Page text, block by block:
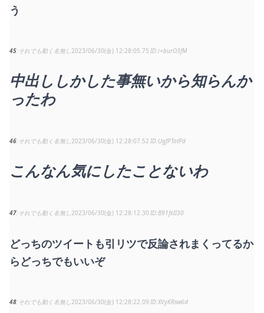
う
45 それでも動く名無し2023/06/30(金) 12:28:05.75 i+burO3fM
中出ししかした事無いから知らんか
ったわ
46 それでも動く名無し2023/06/30(金) 12:28:07.52 UgfPTotPd
こんなん気にしたことないわ
47 それでも動く名無し2023/06/30(金) 12:28:12.30 B91feII30
どっちのツイートも引リツで反論されまくってるか
らどっちでもいいぞ
48 それでも動く名無し2023/06/30(金) 12:28:22.09 XVyKRsw6d